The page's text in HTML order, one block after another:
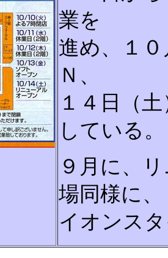
業を
進め、１
Ｎ、
１４日（
している。
９月に、
場同様に、
イオンス